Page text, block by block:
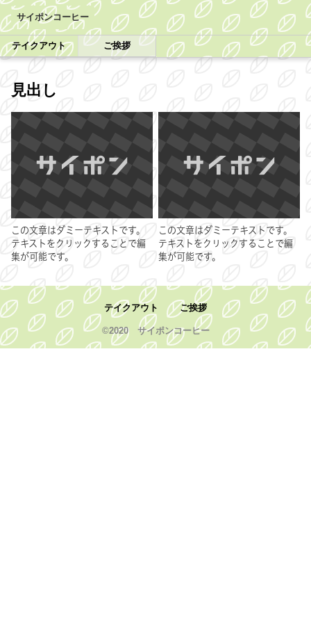
サイポンコーヒー
テイクアウト ご挨拶
見出し
この文章はダミーテキストです。
テキストをクリックすることで編
集が可能です。
この文章はダミーテキストです。
テキストをクリックすることで編
集が可能です。
テイクアウト ご挨拶
©2020 サイポンコーヒー